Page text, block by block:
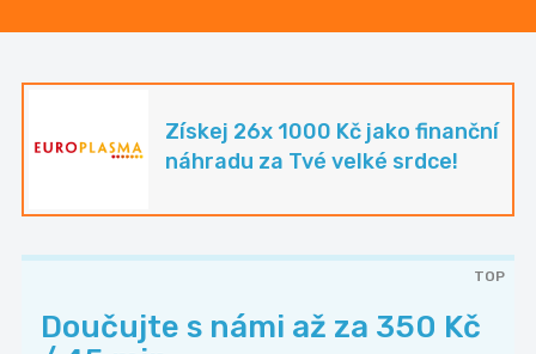
Získej 26x 1000 Kč jako finanční
náhradu za Tvé velké srdce!
TOP
Doučujte s námi až za 350 Kč